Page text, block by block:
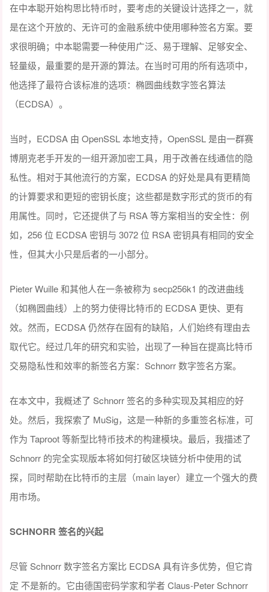
在中本聪开始构思比特币时，要考虑的关键设计选择之一，就
是在这个开放的、无许可的金融系统中使用哪种签名方案。要
求很明确；中本聪需要一种使用广泛、易于理解、足够安全、
轻量级，最重要的是开源的算法。在当时可用的所有选项中，
他选择了最符合该标准的选项：椭圆曲线数字签名算法
（ECDSA）。
当时，ECDSA 由 OpenSSL 本地支持，OpenSSL 是由一群赛
博朋克老手开发的一组开源加密工具，用于改善在线通信的隐
私性。相对于其他流行的方案，ECDSA 的好处是具有更精简
的计算要求和更短的密钥长度；这些都是数字形式的货币的有
用属性。同时，它还提供了与 RSA 等方案相当的安全性：例
如，256 位 ECDSA 密钥与 3072 位 RSA 密钥具有相同的安全
性，但其大小只是后者的一小部分。
Pieter Wuille 和其他人在一条被称为 secp256k1 的改进曲线
（如椭圆曲线）上的努力使得比特币的 ECDSA 更快、更有
效。然而，ECDSA 仍然存在固有的缺陷，人们始终有理由去
取代它。经过几年的研究和实验，出现了一种旨在提高比特币
交易隐私性和效率的新签名方案：Schnorr 数字签名方案。
在本文中，我概述了 Schnorr 签名的多种实现及其相应的好
处。然后，我探索了 MuSig，这是一种新的多重签名标准，可
作为 Taproot 等新型比特币技术的构建模块。最后，我描述了
Schnorr 的完全实现版本将如何打破区块链分析中使用的试
探，同时帮助在比特币的主层（main layer）建立一个强大的费
用市场。
SCHNORR 签名的兴起
尽管 Schnorr 数字签名方案比 ECDSA 具有许多优势，但它肯
定 不是新的。它由德国密码学家和学者 Claus-Peter Schnorr